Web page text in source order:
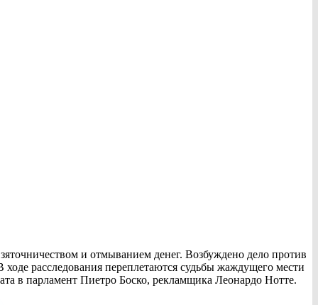
и отмыванием денег. Возбуждено дело против
расследования переплетаются судьбы жаждущего мести
в парламент Пиетро Боско, рекламщика Леонардо Нотте.